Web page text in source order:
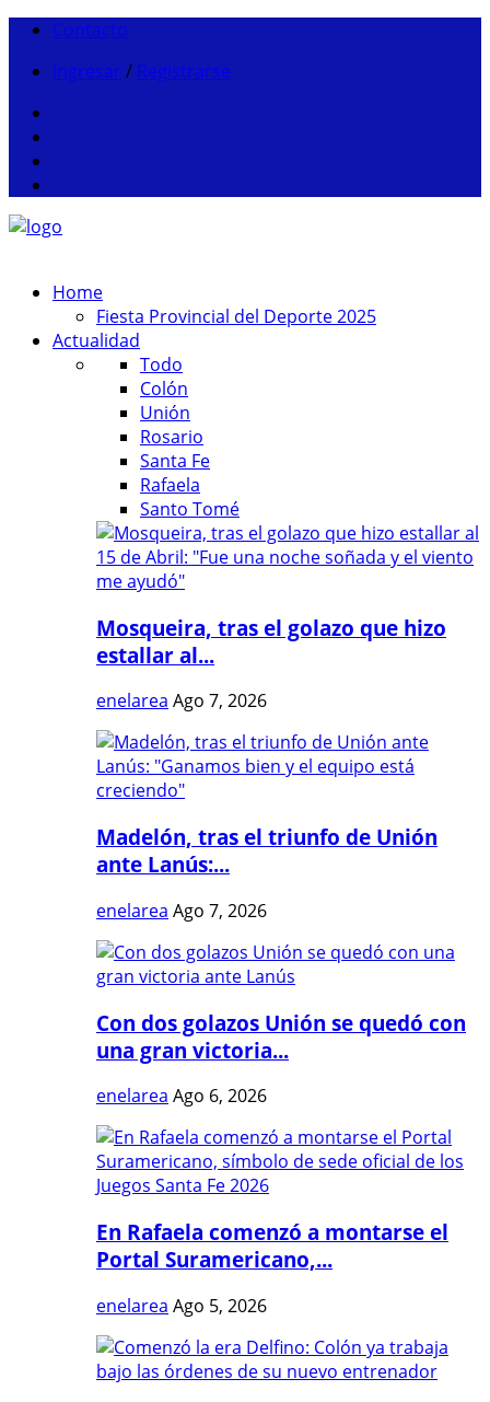
Contacto
Ingresar / Registrarse
Home
Fiesta Provincial del Deporte 2025
Actualidad
Todo
Colón
Unión
Rosario
Santa Fe
Rafaela
Santo Tomé
Mosqueira, tras el golazo que hizo
estallar al...
enelarea Ago 7, 2026
Madelón, tras el triunfo de Unión
ante Lanús:...
enelarea Ago 7, 2026
Con dos golazos Unión se quedó con
una gran victoria...
enelarea Ago 6, 2026
En Rafaela comenzó a montarse el
Portal Suramericano,...
enelarea Ago 5, 2026